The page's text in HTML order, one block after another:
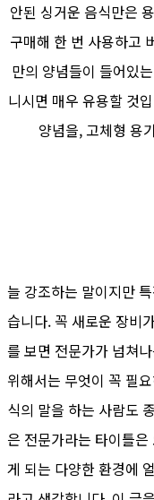
안된 싱거운 음식만은
구매해 한 번 사용하고
만의 양념들이 들어있
니시면 매우 유용할 것
양념을, 고체형 용
늘 강조하는 말이지만
습니다. 꼭 새로운 장비
를 보면 전문가가 넘쳐
위해서는 무엇이 꼭 필
식의 말을 하는 사람도
은 전문가라는 타이틀
게 되는 다양한 환경에